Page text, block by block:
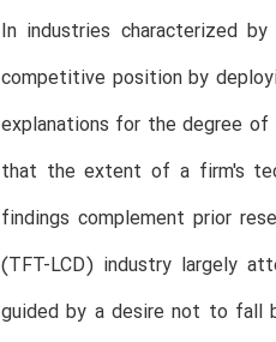
In industries characterized
competitive position by
explanations for the degree
that the extent of a firm's
findings complement prior
(TFT-LCD) industry largely
guided by a desire not to fall